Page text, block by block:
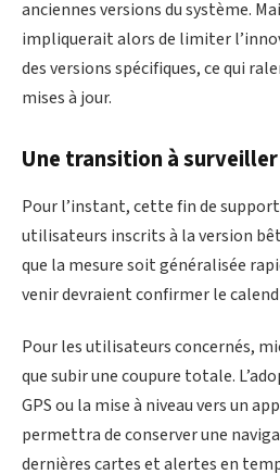
anciennes versions du système.
impliquerait alors de limiter
des versions spécifiques, ce qui
mises à jour.
Une transition à surveiller
Pour l’instant, cette fin de
utilisateurs inscrits à la version
que la mesure soit généralisée
venir devraient confirmer le
Pour les utilisateurs concernés,
que subir une coupure totale.
GPS ou la mise à niveau vers un
permettra de conserver une
dernières cartes et alertes en